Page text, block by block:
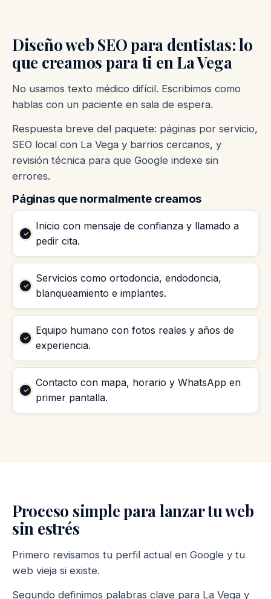
Diseño web SEO para dentistas: lo
que creamos para ti en La Vega
No usamos texto médico difícil. Escribimos como
hablas con un paciente en sala de espera.
Respuesta breve del paquete: páginas por servicio,
SEO local con La Vega y barrios cercanos, y
revisión técnica para que Google indexe sin
errores.
Páginas que normalmente creamos
Inicio con mensaje de confianza y llamado a
pedir cita.
Servicios como ortodoncia, endodoncia,
blanqueamiento e implantes.
Equipo humano con fotos reales y años de
experiencia.
Contacto con mapa, horario y WhatsApp en
primer pantalla.
Proceso simple para lanzar tu web
sin estrés
Primero revisamos tu perfil actual en Google y tu
web vieja si existe.
Segundo definimos palabras clave para La Vega y